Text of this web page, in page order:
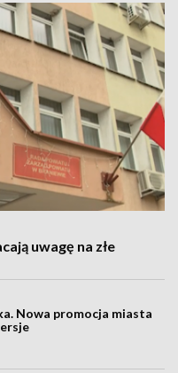
uwagę na złe
Nowa promocja miasta